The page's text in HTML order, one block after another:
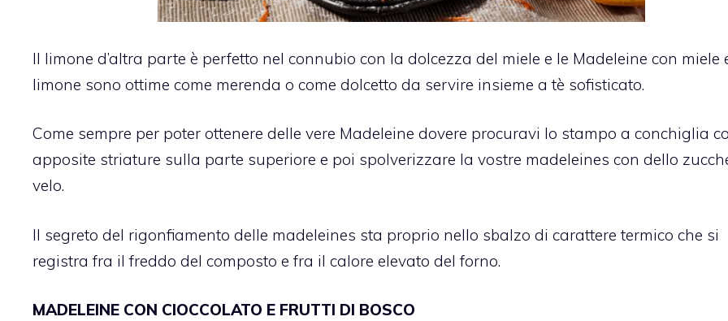
Il limone d’altra parte è perfetto nel connubio con la dolcezza del miele e le Madeleine con miele
limone sono ottime come merenda o come dolcetto da servire insieme a tè sofisticato.
Come sempre per poter ottenere delle vere Madeleine dovere procuravi lo stampo a conchiglia
apposite striature sulla parte superiore e poi spolverizzare la vostre madeleines con dello
velo.
Il segreto del rigonfiamento delle madeleines sta proprio nello sbalzo di carattere termico che si
registra fra il freddo del composto e fra il calore elevato del forno.
MADELEINE CON CIOCCOLATO E FRUTTI DI BOSCO